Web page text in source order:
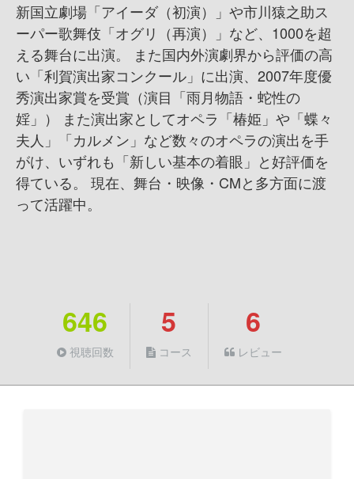
新国立劇場「アイーダ（初演）」や市川猿之助ス
ーパー歌舞伎「オグリ（再演）」など、1000を超
える舞台に出演。 また国内外演劇界から評価の高
い「利賀演出家コンクール」に出演、2007年度優
秀演出家賞を受賞（演目「雨月物語・蛇性の
婬」） また演出家としてオペラ「椿姫」や「蝶々
夫人」「カルメン」など数々のオペラの演出を手
がけ、いずれも「新しい基本の着眼」と好評価を
得ている。 現在、舞台・映像・CMと多方面に渡
って活躍中。
646
視聴回数
5
コース
6
レビュー